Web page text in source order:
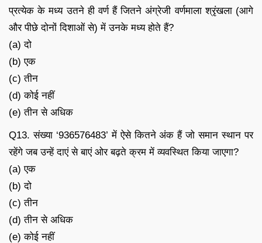
प्रत्येक के मध्य उतने ही वर्ण हैं जितने अंग्रेजी वर्णमाला श्रृंखला (आगे
और पीछे दोनों दिशाओं से) में उनके मध्य होते हैं?
(a) दो
(b) एक
(c) तीन
(d) कोई नहीं
(e) तीन से अधिक
Q13. संख्या ‘936576483’ में ऐसे कितने अंक हैं जो समान स्थान पर
रहेंगे जब उन्हें दाएं से बाएं ओर बढ़ते क्रम में व्यवस्थित किया जाएगा?
(a) एक
(b) दो
(c) तीन
(d) तीन से अधिक
(e) कोई नहीं